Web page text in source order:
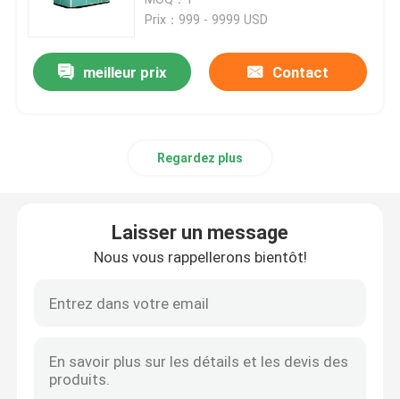
Boîte de distribution de courant électrique
boîte d'armoire électrique
Prix：999 - 9999 USD
meilleur prix Contact
Regardez plus
Laisser un message
Nous vous rappellerons bientôt!